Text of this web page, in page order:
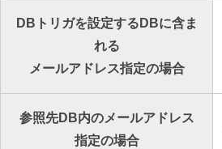
DBトリガを設定するDBに含ま
れる
メールアドレス指定の場合
参照先DB内のメールアドレス
指定の場合